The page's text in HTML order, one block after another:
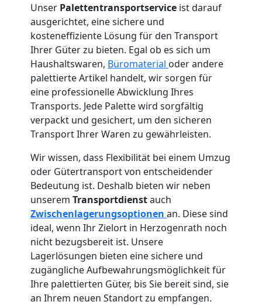
Unser Palettentransportservice ist darauf
ausgerichtet, eine sichere und
kosteneffiziente Lösung für den Transport
Ihrer Güter zu bieten. Egal ob es sich um
Haushaltswaren, Büromaterial oder andere
palettierte Artikel handelt, wir sorgen für
eine professionelle Abwicklung Ihres
Transports. Jede Palette wird sorgfältig
verpackt und gesichert, um den sicheren
Transport Ihrer Waren zu gewährleisten.
Wir wissen, dass Flexibilität bei einem Umzug
oder Gütertransport von entscheidender
Bedeutung ist. Deshalb bieten wir neben
unserem Transportdienstauch
Zwischenlagerungsoptionen an. Diese sind
ideal, wenn Ihr Zielort in Herzogenrath noch
nicht bezugsbereit ist. Unsere
Lagerlösungen bieten eine sichere und
zugängliche Aufbewahrungsmöglichkeit für
Ihre palettierten Güter, bis Sie bereit sind, sie
an Ihrem neuen Standort zu empfangen.